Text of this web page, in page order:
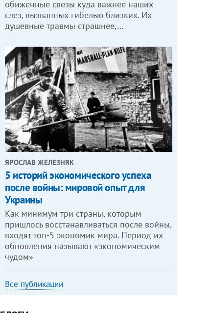
обиженные слезы куда важнее наших
слез, вызванных гибелью близких. Их
душевные травмы страшнее,…
ЯРОСЛАВ ЖЕЛЕЗНЯК
5 историй экономического успеха
после войны: мировой опыт для
Украины
Как минимум три страны, которым
пришлось восстанавливаться после войны,
входят топ-5 экономик мира. Период их
обновления называют «экономическим
чудом»
Все публикации